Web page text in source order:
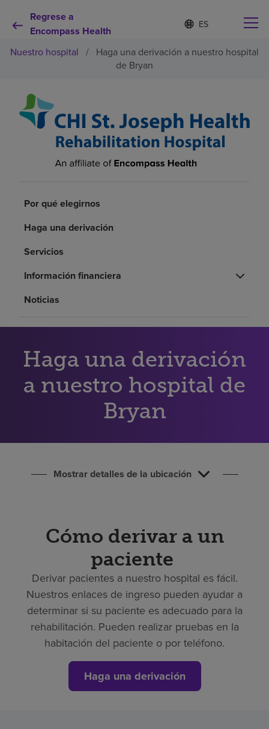
Regrese a
Encompass Health
Lista
de
contraída
d
o
c
o
Por qué debe elegirnos
Servicios de rehabilitación
Recursos de salud
Buscar un centro
Pagar mi factura
Nuestro hospital / Haga una derivación a nuestro hospital
de Bryan
Por qué elegirnos
Haga una derivación
Servicios
Información financiera
Noticias
Haga una derivación
a nuestro hospital de
Bryan
Mostrar detalles de la ubicación
Cómo derivar a un
paciente
Derivar pacientes a nuestro hospital es fácil.
Nuestros enlaces de ingreso pueden ayudar a
determinar si su paciente es adecuado para la
rehabilitación. Pueden realizar pruebas en la
habitación del paciente o por teléfono.
Haga una derivación